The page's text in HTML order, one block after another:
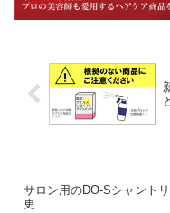
サロン用のDO-Sシャント
更